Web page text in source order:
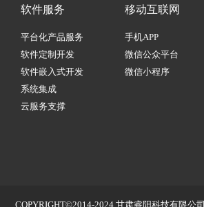
软件服务
平台化产品服务
软件定制开发
软件嵌入式开发
系统集成
云服务支撑
移动互联网
手机APP
微信公众平台
微信小程序
COPYRIGHT©2014-2024 甘肃睿阳科技有限公司